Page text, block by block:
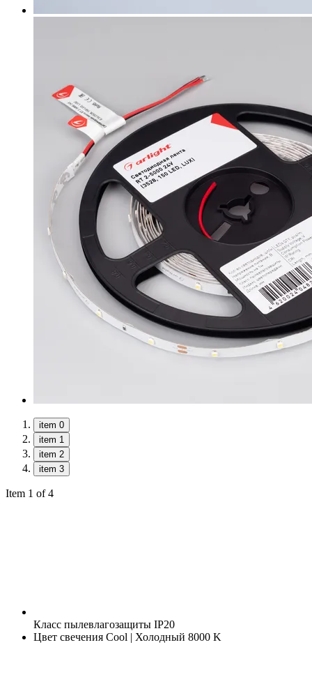
item 0
item 1
item 2
item 3
Item 1 of 4
Класс пылевлагозащиты IP20
Цвет свечения Cool | Холодный 8000 K